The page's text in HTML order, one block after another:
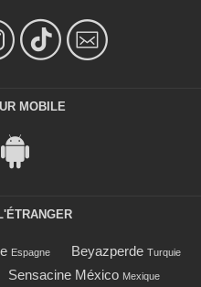
MOBILE
Espagne Beyazperde Turquie
Sensacine México Mexique